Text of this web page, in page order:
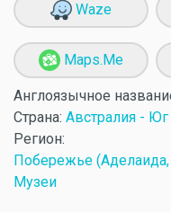
Waze
Maps.Me
Англоязычное
Страна: Австралия - Юг
Регион:
Побережье (Аделаида,
Музеи